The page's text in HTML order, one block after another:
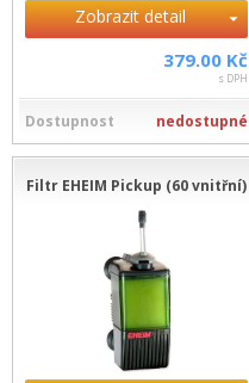
Zobrazit detail
379.00 Kč
s DPH
Dostupnost nedostupné
Filtr EHEIM Pickup (60 vnitřní)